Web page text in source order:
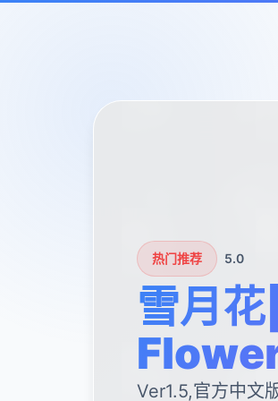
热门推荐 5.0
雪月
Ver1.5,官方中文